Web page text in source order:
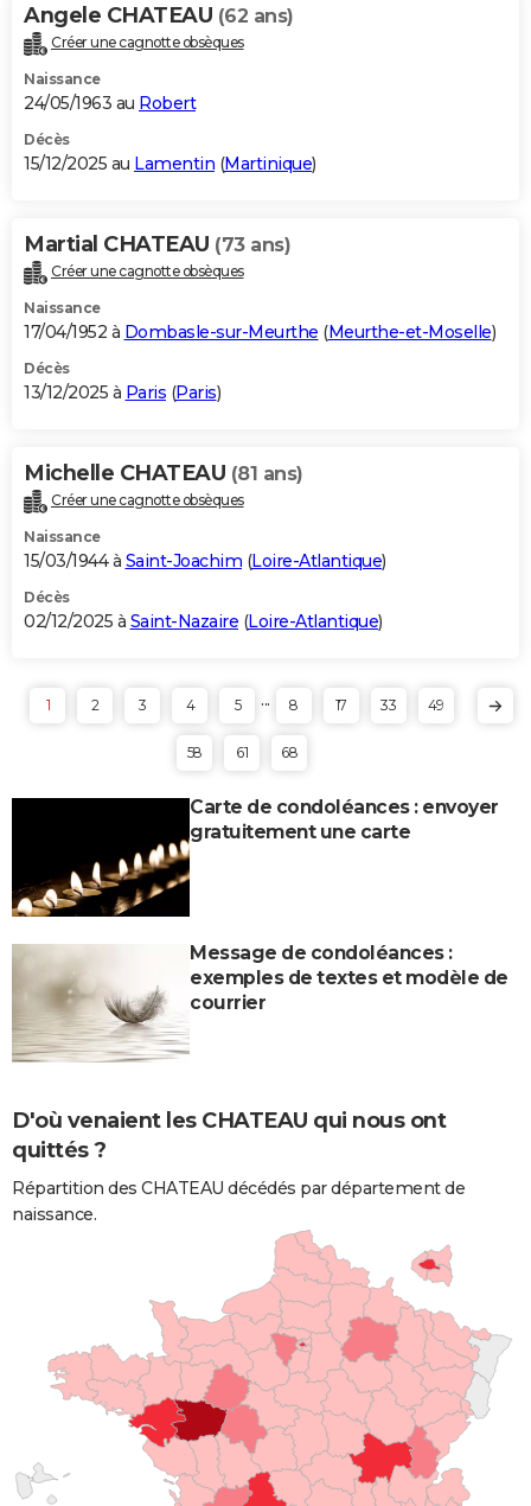
Angele CHATEAU (62 ans)
Créer une cagnotte obsèques
Naissance
24/05/1963 au Robert
Décès
15/12/2025 au Lamentin (Martinique)
Martial CHATEAU (73 ans)
Créer une cagnotte obsèques
Naissance
17/04/1952 à Dombasle-sur-Meurthe (Meurthe-et-Moselle)
Décès
13/12/2025 à Paris (Paris)
Michelle CHATEAU (81 ans)
Créer une cagnotte obsèques
Naissance
15/03/1944 à Saint-Joachim (Loire-Atlantique)
Décès
02/12/2025 à Saint-Nazaire (Loire-Atlantique)
1 2 3 4 5 ... 8 17 33 49
58 61 68
Carte de condoléances : envoyer
gratuitement une carte
Message de condoléances :
exemples de textes et modèle de
courrier
D'où venaient les CHATEAU qui nous ont
quittés ?
Répartition des CHATEAU décédés par département de
naissance.